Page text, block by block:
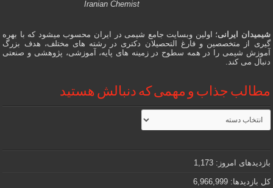
Iranian Chemist
شیمیدان ایرانی؛ اولین وبسایت جامع شیمی در ایران محسوب میشود که با بهره
گیری از متخصصین و فارغ التحصیلان دکتری در رشته های مختلف، هدف بزرگ
آموزش شیمی را در همه سطوح در زمینه های پایه، آموزشی، پژوهشی و صنعتی
دنبال می کند.
مطالب جذاب و مهمی که دنبالش هستید
مطالب
جذاب
و
که
دنبالش
هستید
بازدیدهای امروز: 1,173
کل بازدیدها: 6,966,999